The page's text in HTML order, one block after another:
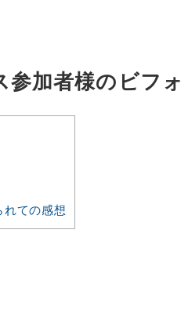
参加者様のビフ
れての感想